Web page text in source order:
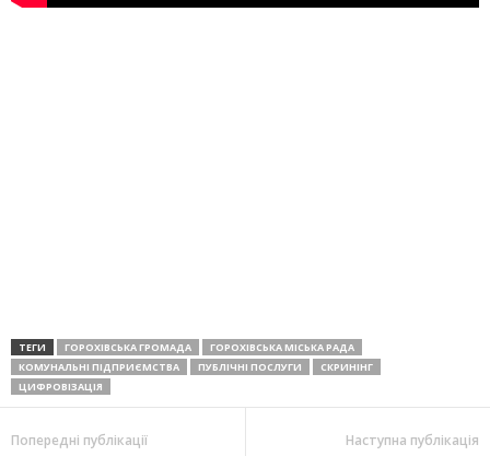
ТЕГИ ГОРОХІВСЬКА ГРОМАДА
ГОРОХІВСЬКА МІСЬКА РАДА
КОМУНАЛЬНІ ПІДПРИЄМСТВА
ПУБЛІЧНІ ПОСЛУГИ
СКРИНІНГ
ЦИФРОВІЗАЦІЯ
Попередні публікації Наступна публікація